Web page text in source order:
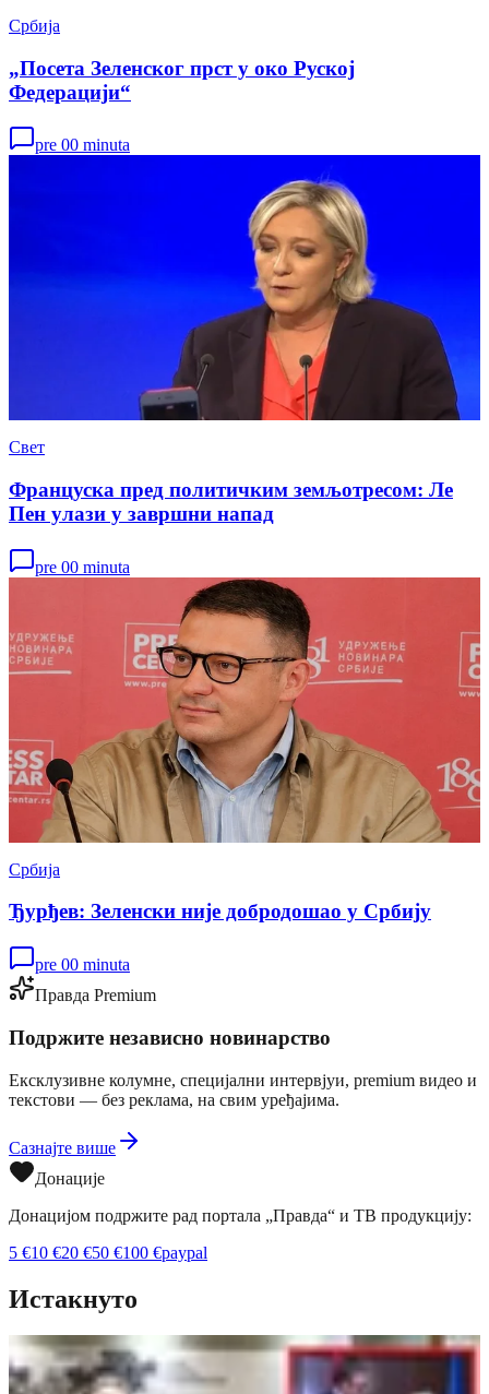
Србија
„Посета Зеленског прст у око Руској
Федерацији“
pre 00 minuta
Свет
Француска пред политичким земљотресом: Ле
Пен улази у завршни напад
pre 00 minuta
Србија
Ђурђев: Зеленски није добродошао у Србију
pre 00 minuta
Правда Premium
Подржите независно новинарство
Ексклузивне колумне, специјални интервјуи, premium видео и
текстови — без реклама, на свим уређајима.
Сазнајте више
Донације
Донацијом подржите рад портала „Правда“ и ТВ продукцију:
5 €10 €20 €50 €100 €paypal
Истакнуто